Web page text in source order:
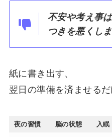
不安や考え事
つきを悪くしま
紙に書き出す、
翌日の準備を済ませる
夜の習慣 脳の状態 入眠